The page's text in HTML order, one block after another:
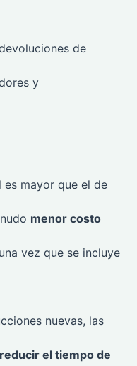
de
y
mayor que el de
menor costo
una vez que se incluye
nuevas, las
reducir el tiempo de